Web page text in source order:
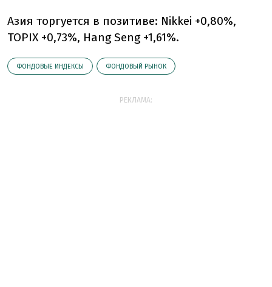
Азия торгуется в позитиве: Nikkei +0,80%,
TOPIX +0,73%, Hang Seng +1,61%.
ФОНДОВЫЕ ИНДЕКСЫ ФОНДОВЫЙ РЫНОК
РЕКЛАМА: